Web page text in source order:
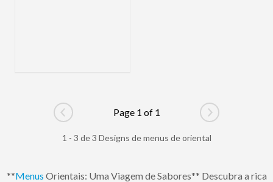
Go to previous page
Page 1 of 1
Go to next
1 - 3 de 3 Designs de menus de oriental
**Menus Orientais: Uma Viagem de Sabores** Descubra a rica